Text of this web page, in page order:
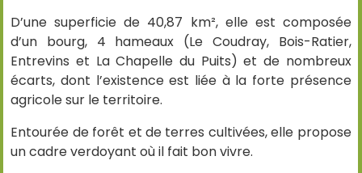
D’une superficie de 40,87 km², elle est composée
d’un bourg, 4 hameaux (Le Coudray, Bois-Ratier,
Entrevins et La Chapelle du Puits) et de nombreux
écarts, dont l’existence est liée à la forte présence
agricole sur le territoire.
Entourée de forêt et de terres cultivées, elle propose
un cadre verdoyant où il fait bon vivre.